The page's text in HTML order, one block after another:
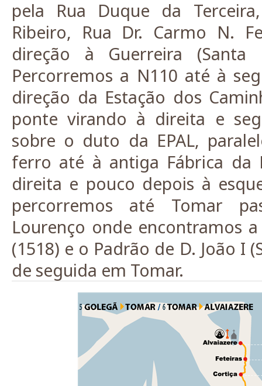
pela Rua Duque da
Ribeiro, Rua Dr. Carmo N.
direção à Guerreira (Santa
Percorremos a N110 até à
direção da Estação dos
ponte virando à direita e
sobre o duto da EPAL,
ferro até à antiga Fábrica da
direita e pouco depois à
percorremos até Tomar
Lourenço onde encontramos
(1518) e o Padrão de D. João I
de seguida em Tomar.